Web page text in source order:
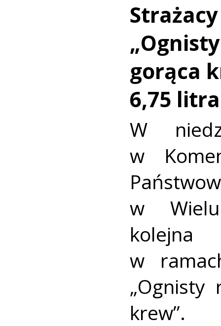
gorąca
6,75
W
w
w
w
„Ognisty
krew”.